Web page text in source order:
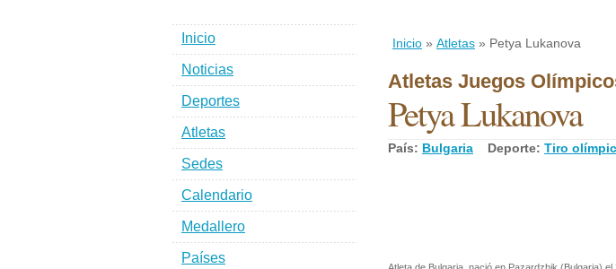
Inicio » Atletas » Petya Lukanova
Atletas Juegos
Petya Lukanova
País: Bulgaria Deporte: Tiro
Inicio
Noticias
Deportes
Atletas
Sedes
Calendario
Medallero
Países